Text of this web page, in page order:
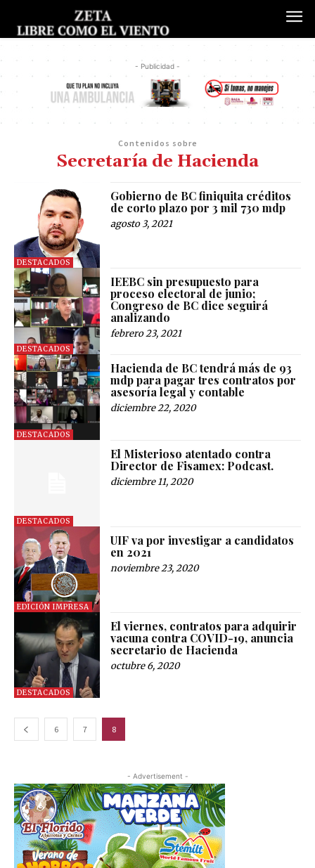
- Publicidad -
Contenidos sobre
Secretaría de Hacienda
DESTACADOS
Gobierno de BC finiquita créditos
de corto plazo por 3 mil 730 mdp
agosto 3, 2021
DESTACADOS
IEEBC sin presupuesto para
proceso electoral de junio;
Congreso de BC dice seguirá
analizando
febrero 23, 2021
DESTACADOS
Hacienda de BC tendrá más de 93
mdp para pagar tres contratos por
asesoría legal y contable
diciembre 22, 2020
DESTACADOS
El Misterioso atentado contra
Director de Fisamex: Podcast.
diciembre 11, 2020
EDICIÓN IMPRESA
UIF va por investigar a candidatos
en 2021
noviembre 23, 2020
DESTACADOS
El viernes, contratos para adquirir
vacuna contra COVID-19, anuncia
secretario de Hacienda
octubre 6, 2020
6 7 8
- Advertisement -